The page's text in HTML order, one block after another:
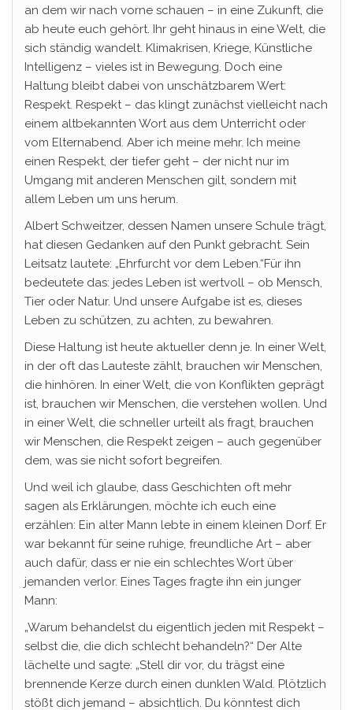
an dem wir nach vorne schauen – in eine Zukunft, die
ab heute euch gehört. Ihr geht hinaus in eine Welt, die
sich ständig wandelt. Klimakrisen, Kriege, Künstliche
Intelligenz – vieles ist in Bewegung. Doch eine
Haltung bleibt dabei von unschätzbarem Wert:
Respekt. Respekt – das klingt zunächst vielleicht nach
einem altbekannten Wort aus dem Unterricht oder
vom Elternabend. Aber ich meine mehr. Ich meine
einen Respekt, der tiefer geht – der nicht nur im
Umgang mit anderen Menschen gilt, sondern mit
allem Leben um uns herum.
Albert Schweitzer, dessen Namen unsere Schule trägt,
hat diesen Gedanken auf den Punkt gebracht. Sein
Leitsatz lautete: „Ehrfurcht vor dem Leben.“Für ihn
bedeutete das: jedes Leben ist wertvoll – ob Mensch,
Tier oder Natur. Und unsere Aufgabe ist es, dieses
Leben zu schützen, zu achten, zu bewahren.
Diese Haltung ist heute aktueller denn je. In einer Welt,
in der oft das Lauteste zählt, brauchen wir Menschen,
die hinhören. In einer Welt, die von Konflikten geprägt
ist, brauchen wir Menschen, die verstehen wollen. Und
in einer Welt, die schneller urteilt als fragt, brauchen
wir Menschen, die Respekt zeigen – auch gegenüber
dem, was sie nicht sofort begreifen.
Und weil ich glaube, dass Geschichten oft mehr
sagen als Erklärungen, möchte ich euch eine
erzählen: Ein alter Mann lebte in einem kleinen Dorf. Er
war bekannt für seine ruhige, freundliche Art – aber
auch dafür, dass er nie ein schlechtes Wort über
jemanden verlor. Eines Tages fragte ihn ein junger
Mann:
„Warum behandelst du eigentlich jeden mit Respekt –
selbst die, die dich schlecht behandeln?“ Der Alte
lächelte und sagte: „Stell dir vor, du trägst eine
brennende Kerze durch einen dunklen Wald. Plötzlich
stößt dich jemand – absichtlich. Du könntest dich